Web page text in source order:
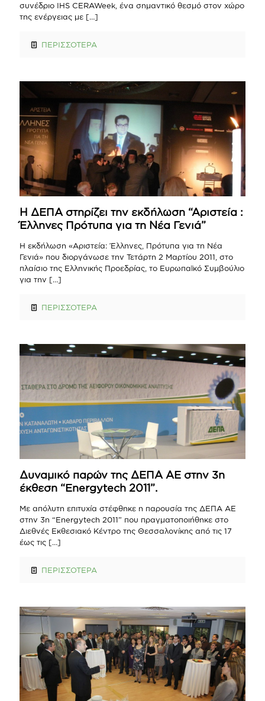
συνέδριο IHS CERAWeek, ένα σημαντικό θεσμό στον χώρο
της ενέργειας με […]
ΠΕΡΙΣΣΟΤΕΡΑ
Η ΔΕΠΑ στηρίζει την εκδήλωση “Αριστεία :
Έλληνες Πρότυπα για τη Νέα Γενιά”
Η εκδήλωση «Αριστεία: Έλληνες, Πρότυπα για τη Νέα
Γενιά» που διοργάνωσε την Τετάρτη 2 Μαρτίου 2011, στο
πλαίσιο της Ελληνικής Προεδρίας, το Ευρωπαϊκό Συμβούλιο
για την […]
ΠΕΡΙΣΣΟΤΕΡΑ
Δυναμικό παρών της ΔΕΠΑ ΑΕ στην 3η
έκθεση “Energytech 2011”.
Με απόλυτη επιτυχία στέφθηκε η παρουσία της ΔΕΠΑ ΑΕ
στην 3η “Energytech 2011” που πραγματοποιήθηκε στο
Διεθνές Εκθεσιακό Κέντρο της Θεσσαλονίκης από τις 17
έως τις […]
ΠΕΡΙΣΣΟΤΕΡΑ